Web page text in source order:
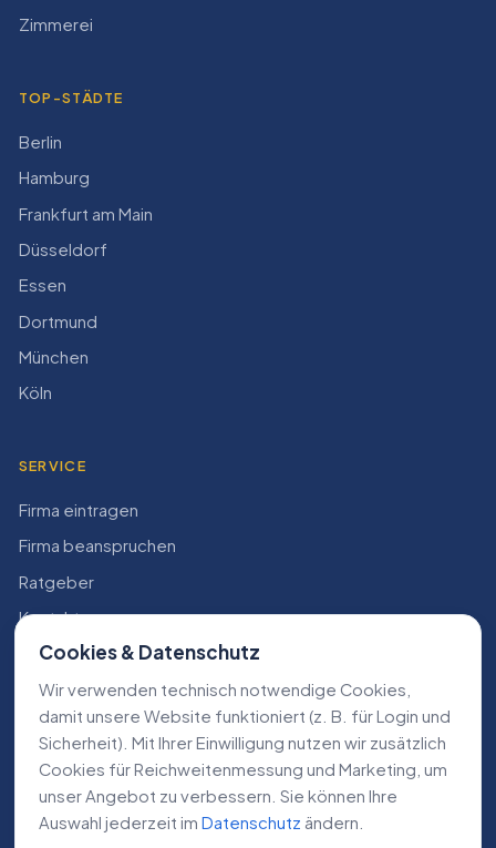
Zimmerei
TOP-STÄDTE
Berlin
Hamburg
Frankfurt am Main
Düsseldorf
Essen
Dortmund
München
Köln
SERVICE
Firma eintragen
Firma beanspruchen
Ratgeber
Kontakt
Konto
RECHTLICHES
Impressum
Datenschutz
AGB
Cookies & Datenschutz
Wir verwenden technisch notwendige Cookies,
damit unsere Website funktioniert (z. B. für Login und
Sicherheit). Mit Ihrer Einwilligung nutzen wir zusätzlich
Cookies für Reichweiten­messung und Marketing, um
unser Angebot zu verbessern. Sie können Ihre
Auswahl jederzeit im Datenschutz ändern.